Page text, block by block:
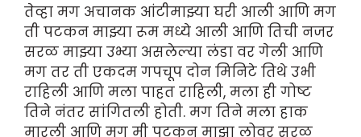
तेव्हा मग अचानक आंटीमाझ्या घरी आली आणि मग
ती पटकन माझ्या रूम मध्ये आली आणि तिची नजर
सरळ माझ्या उभ्या असलेल्या लंडा वर गेली आणि
मग तर ती एकदम गपचूप दोन मिनिटे तिथे उभी
राहिली आणि मला पाहत राहिली, मला ही गोष्ट
तिने नंतर सांगितली होती. मग तिने मला हाक
मारली आणि मग मी पटकन माझा लोवर सरळ